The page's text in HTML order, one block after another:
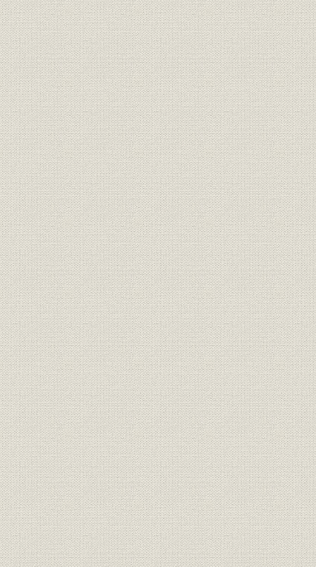
る。左から木戸孝充、山口尚
芳、岩倉具視、伊藤博文、大久
保利通。
靴;生産
『明治七年府県物産表』におけ
る靴の算出額
明治7年
靴;風俗
画家ワーグマンは、神戸で靴を
履く日本人を観察してスケッチ
を明治13年11月発行の英国の大
衆週刊誌に掲載した。「結果と
してウオノ目がはやることは確
実」と皮肉な注がつけられてい
る。
明治13年
事業所
「依田西村組造靴場本店」。
『東京名家繁昌図録』に、その
石版画が掲載された。その後、
明治17年さらに「桜組」と改称
した。
明治17年
経営者;役員
大沢省三 のちに日本製靴の初代
専務取締役となった。
[明治10年
経営者 若き日の渋沢栄一 [明治12年
投資 元佐倉藩主・堀田正倫 [明治12年
事業所
明治中期における桜組の全景。
(築地)
[明治中期
事業所
隅田川に面した向島に設けられ
た桜組の製革場。
[明治中期
事業所
「桜組」として西村勝三の製
靴・製革事業は立て直しに成功
した。その本店は、築地1丁目
ほぼ現在の中央区役所の地にあ
った。また、銀座3丁目には出
[明治14年